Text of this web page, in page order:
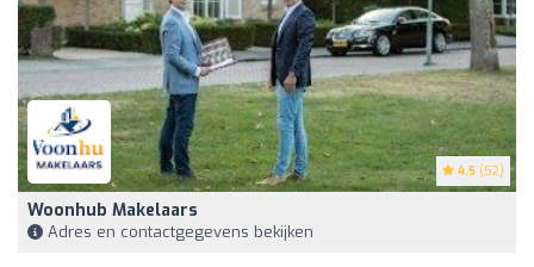
4.5 (52)
Woonhub Makelaars
Adres en contactgegevens bekijken